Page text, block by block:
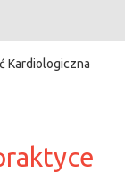
Kardiologiczna